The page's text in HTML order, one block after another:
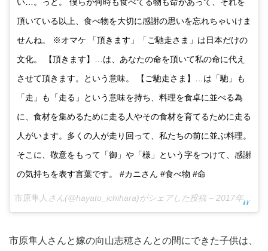
頂いている以上、食べ物を大切に感謝の思いを忘れちゃいけま
せんね。 ※オマケ 「頂きます」「ご馳走さま」は日本だけの
文化。 【頂きます】…は、あなたの命を頂いて私の命に代え
させて頂きます。という意味。 【ご馳走さま】…は「馳」も
「走」も「走る」という意味を持ち、料理を食卓に並べる為
に、食材を集めるために走る人やその食材を育てるために走る
人がいます。多くの人が走り回って、私たちの前に並ぶ料理。
そこに、敬意をもって「御」や「様」という字をつけて、感謝
の気持ちを表す言葉です。 #カニさん #食べ物 #命
市原隼人 さん(@hayato_ichihara)がシェアした投稿 – 2017年 9月月2日午後8時18分PDT
市原隼人さんと嫁の向山志穂さんとの間にできた子供は、